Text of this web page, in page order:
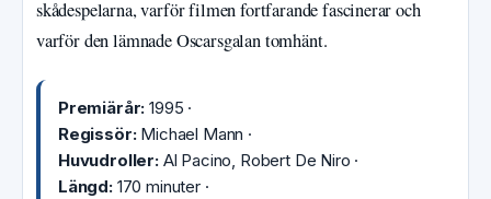
skådespelarna, varför filmen fortfarande fascinerar och
varför den lämnade Oscarsgalan tomhänt.
Premiärår: 1995 ·
Regissör:Michael Mann ·
Huvudroller:Al Pacino, Robert De Niro ·
Längd:170 minuter ·